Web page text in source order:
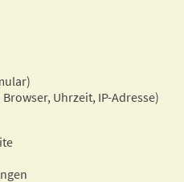
Uhrzeit, IP-Adresse)